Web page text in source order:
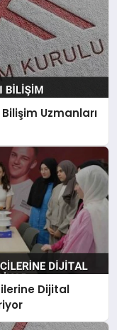
Uzmanları
Dijital